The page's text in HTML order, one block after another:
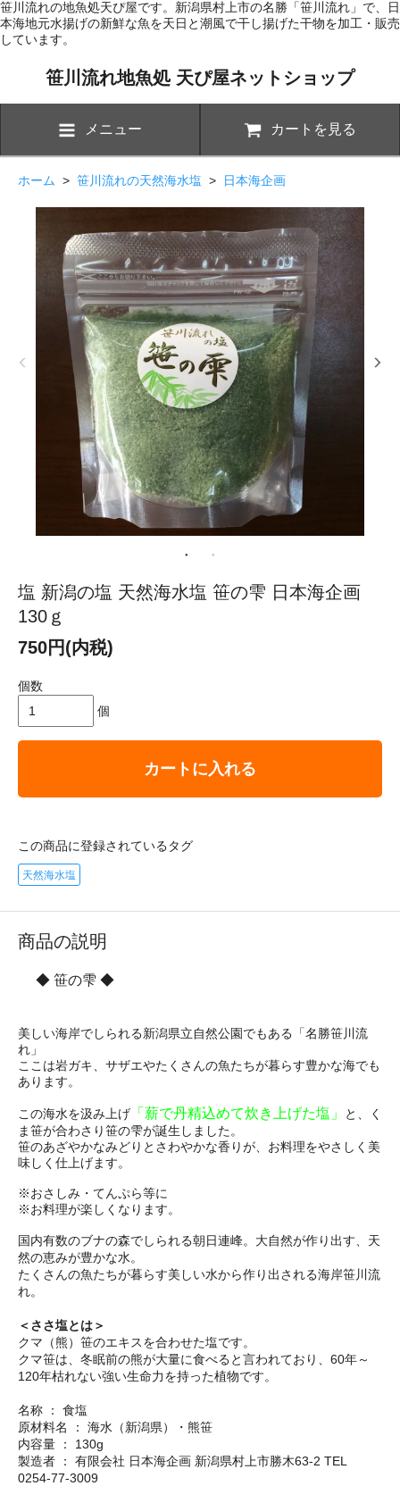
笹川流れの地魚処天ぴ屋です。新潟県村上市の名勝「笹川流れ」で、日
本海地元水揚げの新鮮な魚を天日と潮風で干し揚げた干物を加工・販売
しています。
笹川流れ地魚処 天ぴ屋ネットショップ
メニュー カートを見る
ホーム > 笹川流れの天然海水塩 > 日本海企画
塩 新潟の塩 天然海水塩 笹の雫 日本海企画
130ｇ
750円(内税)
個数
個
カートに入れる
この商品に登録されているタグ
天然海水塩
商品の説明
◆ 笹の雫 ◆
美しい海岸でしられる新潟県立自然公園でもある「名勝笹川流
れ」
ここは岩ガキ、サザエやたくさんの魚たちが暮らす豊かな海でも
あります。
この海水を汲み上げ 「薪で丹精込めて炊き上げた塩」
と、く
ま笹が合わさり笹の雫が誕生しました。
笹のあざやかなみどりとさわやかな香りが、お料理をやさしく美
味しく仕上げます。
※おさしみ・てんぷら等に
※お料理が楽しくなります。
国内有数のブナの森でしられる朝日連峰。大自然が作り出す、天
然の恵みが豊かな水。
たくさんの魚たちが暮らす美しい水から作り出される海岸笹川流
れ。
＜ささ塩とは＞
クマ（熊）笹のエキスを合わせた塩です。
クマ笹は、冬眠前の熊が大量に食べると言われており、60年～
120年枯れない強い生命力を持った植物です。
名称 ： 食塩
原材料名 ： 海水（新潟県）・熊笹
内容量 ： 130g
製造者 ： 有限会社 日本海企画 新潟県村上市勝木63-2 TEL
0254-77-3009